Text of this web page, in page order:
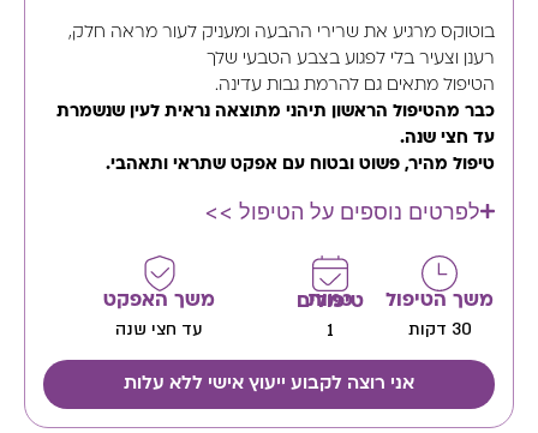
בוטוקס מרגיע את שרירי ההבעה ומעניק לעור מראה חלק,
רענן וצעיר בלי לפגוע בצבע הטבעי שלך
הטיפול מתאים גם להרמת גבות עדינה.
כבר מהטיפול הראשון תיהני מתוצאה נראית לעין שנשמרת
עד חצי שנה.
טיפול מהיר, פשוט ובטוח עם אפקט שתראי ותאהבי.
לפרטים נוספים על הטיפול >>
משך הטיפול
30 דקות
כמות טיפולים
1
משך האפקט
עד חצי שנה
אני רוצה לקבוע ייעוץ אישי ללא עלות